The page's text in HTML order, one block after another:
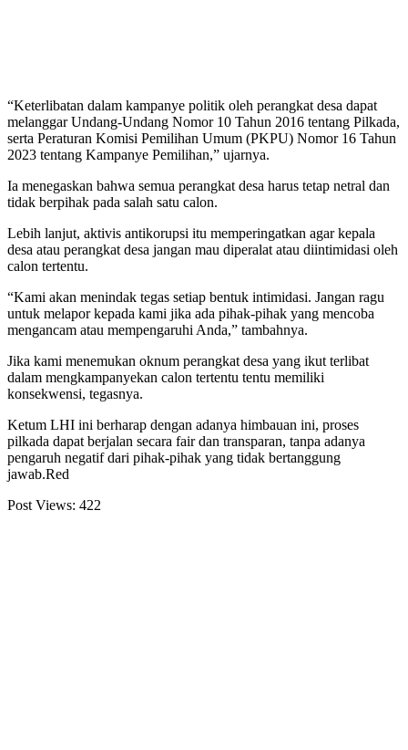
“Keterlibatan dalam kampanye politik oleh perangkat desa dapat
melanggar Undang-Undang Nomor 10 Tahun 2016 tentang Pilkada,
serta Peraturan Komisi Pemilihan Umum (PKPU) Nomor 16 Tahun
2023 tentang Kampanye Pemilihan,” ujarnya.
Ia menegaskan bahwa semua perangkat desa harus tetap netral dan
tidak berpihak pada salah satu calon.
Lebih lanjut, aktivis antikorupsi itu memperingatkan agar kepala
desa atau perangkat desa jangan mau diperalat atau diintimidasi oleh
calon tertentu.
“Kami akan menindak tegas setiap bentuk intimidasi. Jangan ragu
untuk melapor kepada kami jika ada pihak-pihak yang mencoba
mengancam atau mempengaruhi Anda,” tambahnya.
Jika kami menemukan oknum perangkat desa yang ikut terlibat
dalam mengkampanyekan calon tertentu tentu memiliki
konsekwensi, tegasnya.
Ketum LHI ini berharap dengan adanya himbauan ini, proses
pilkada dapat berjalan secara fair dan transparan, tanpa adanya
pengaruh negatif dari pihak-pihak yang tidak bertanggung
jawab.Red
Post Views: 422